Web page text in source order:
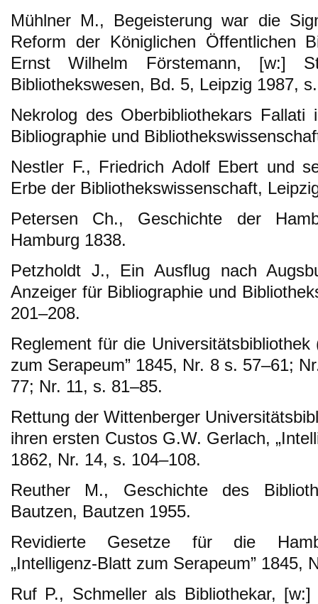
Mühlner M., Begeisterung war die
Reform der Königlichen Öffentlichen
Ernst Wilhelm Förstemann, [w:]
Bibliothekswesen, Bd. 5, Leipzig 1987,
Nekrolog des Oberbibliothekars Fallati
Bibliographie und
Nestler F., Friedrich Adolf Ebert und
Erbe der Bibliothekswissenschaft,
Petersen Ch., Geschichte der
Hamburg 1838.
Petzholdt J., Ein Ausflug nach
Anzeiger für Bibliographie und
201–208.
Reglement für die
zum Serapeum” 1845, Nr. 8 s. 57–61;
77; Nr. 11, s. 81–85.
Rettung der Wittenberger
ihren ersten Custos G.W. Gerlach,
1862, Nr. 14, s. 104–108.
Reuther M., Geschichte des
Bautzen, Bautzen 1955.
Revidierte Gesetze für die
„Intelligenz-Blatt zum Serapeum” 1845,
Ruf P., Schmeller als Bibliothekar,